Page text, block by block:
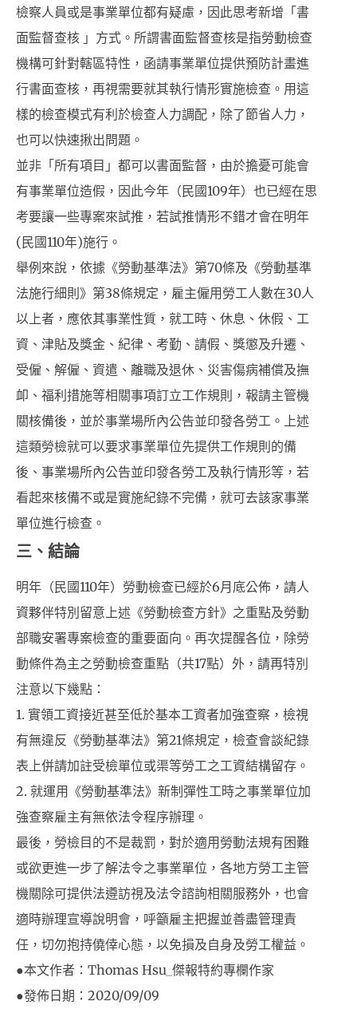
檢察人員或是事業單位都有疑慮，因此思考新增「書
面監督查核 」方式。所謂書面監督查核是指勞動檢查
機構可針對轄區特性，函請事業單位提供預防計畫進
行書面查核，再視需要就其執行情形實施檢查。用這
樣的檢查模式有利於檢查人力調配，除了節省人力，
也可以快速揪出問題。
並非「所有項目」都可以書面監督，由於擔憂可能會
有事業單位造假，因此今年（民國109年）也已經在思
考要讓一些專案來試推，若試推情形不錯才會在明年
(民國110年)施行。
舉例來說，依據《勞動基準法》第70條及《勞動基準
法施行細則》第38條規定，雇主僱用勞工人數在30人
以上者，應依其事業性質，就工時、休息、休假、工
資、津貼及獎金、紀律、考勤、請假、獎懲及升遷、
受僱、解僱、資遣、離職及退休、災害傷病補償及撫
卹、福利措施等相關事項訂立工作規則，報請主管機
關核備後，並於事業場所內公告並印發各勞工。上述
這類勞檢就可以要求事業單位先提供工作規則的備
後、事業場所內公告並印發各勞工及執行情形等，若
看起來核備不或是實施紀錄不完備，就可去該家事業
單位進行檢查。
三、結論
明年（民國110年）勞動檢查已經於6月底公佈，請人
資夥伴特別留意上述《勞動檢查方針》之重點及勞動
部職安署專案檢查的重要面向。再次提醒各位，除勞
動條件為主之勞動檢查重點（共17點）外，請再特別
注意以下幾點：
1. 實領工資接近甚至低於基本工資者加強查察，檢視
有無違反《勞動基準法》第21條規定，檢查會談紀錄
表上併請加註受檢單位或渠等勞工之工資結構留存。
2. 就運用《勞動基準法》新制彈性工時之事業單位加
強查察雇主有無依法令程序辦理。
最後，勞檢目的不是裁罰，對於適用勞動法規有困難
或欲更進一步了解法令之事業單位，各地方勞工主管
機關除可提供法遵訪視及法令諮詢相關服務外，也會
適時辦理宣導說明會，呼籲雇主把握並善盡管理責
任，切勿抱持僥倖心態，以免損及自身及勞工權益。
●本文作者：Thomas Hsu_傑報特約專欄作家
●發佈日期：2020/09/09